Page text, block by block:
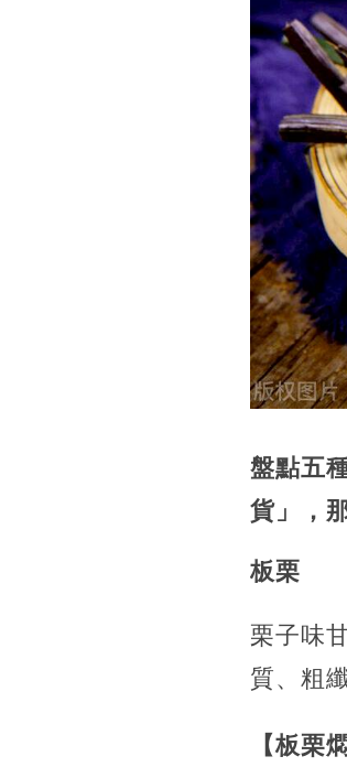
盤點五
貨」，
板栗
栗子味
質、粗
【板栗